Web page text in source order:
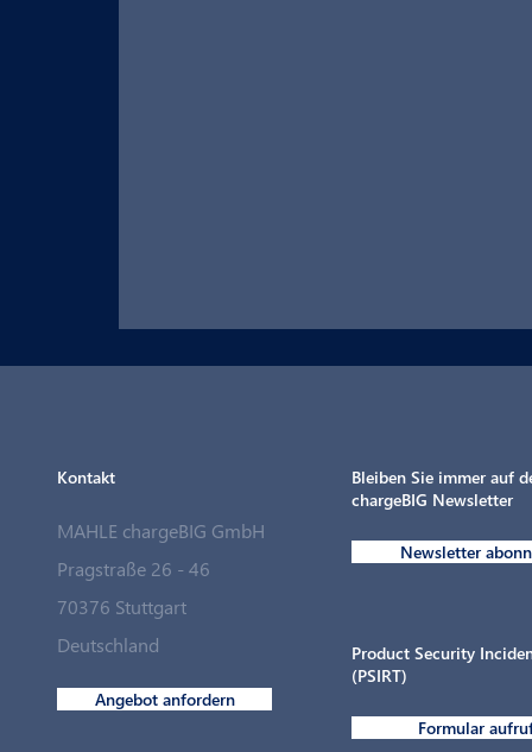
Ladepunkte für den Fuhrpark in
Rekordzeit
Kontakt
MAHLE chargeBIG GmbH
Pragstraße 26 - 46
70376 Stuttgart
Deutschland
Angebot anfordern
Bleiben Sie immer auf
chargeBIG Newsletter
Newsletter
Product Security
(PSIRT)
Formular